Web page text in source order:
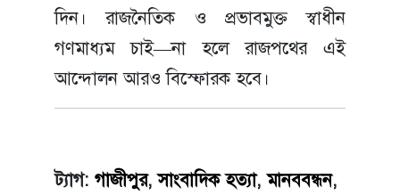
দিন। রাজনৈতিক ও প্রভাবমুক্ত স্বাধীন
গণমাধ্যম চাই—না হলে রাজপথের এই
আন্দোলন আরও বিস্ফোরক হবে।
ট্যাগ: গাজীপুর,সাংবাদিক হত্যা,মানববন্ধন,